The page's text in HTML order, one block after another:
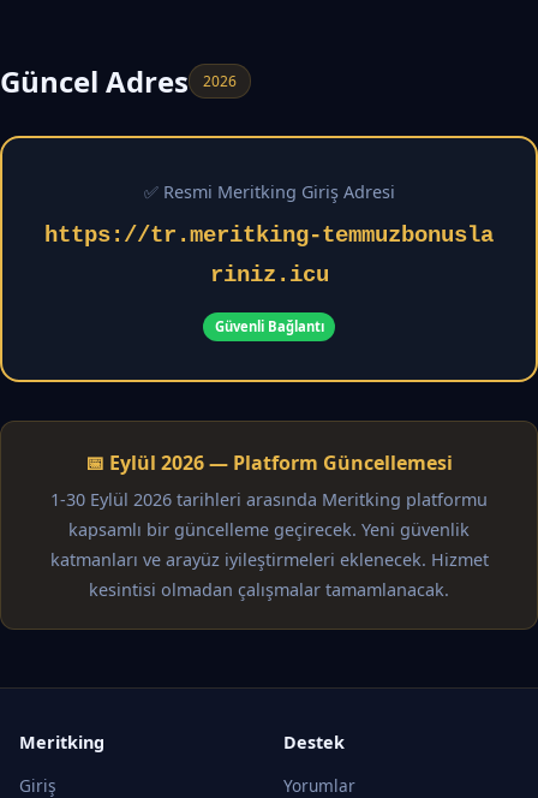
Güncel Adres 2026
✅ Resmi Meritking Giriş Adresi
https://tr.meritking-temmuzbonusla
riniz.icu
Güvenli Bağlantı
📅 Eylül 2026 — Platform Güncellemesi
1-30 Eylül 2026 tarihleri arasında Meritking platformu
kapsamlı bir güncelleme geçirecek. Yeni güvenlik
katmanları ve arayüz iyileştirmeleri eklenecek. Hizmet
kesintisi olmadan çalışmalar tamamlanacak.
Meritking
Giriş
Destek
Yorumlar